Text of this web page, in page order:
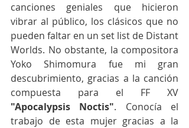
canciones geniales que hicieron
vibrar al público, los clásicos que no
pueden faltar en un set list de Distant
Worlds. No obstante, la compositora
Yoko Shimomura fue mi gran
descubrimiento, gracias a la canción
"Apocalypsis Noctis". Conocía el
trabajo de esta mujer gracias a la